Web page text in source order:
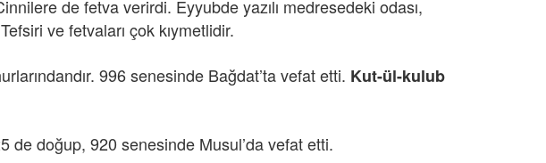
de fetva verirdi. Eyyubde yazılı medresedeki odası,
ve fetvaları çok kıymetlidir.
996 senesinde Bağdat’ta vefat etti. Kut-ül-kulub
de doğup, 920 senesinde Musul’da vefat etti.